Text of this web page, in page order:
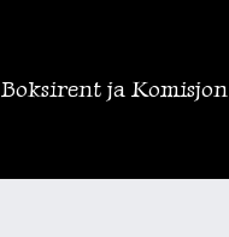
Boksirent ja Komisjon